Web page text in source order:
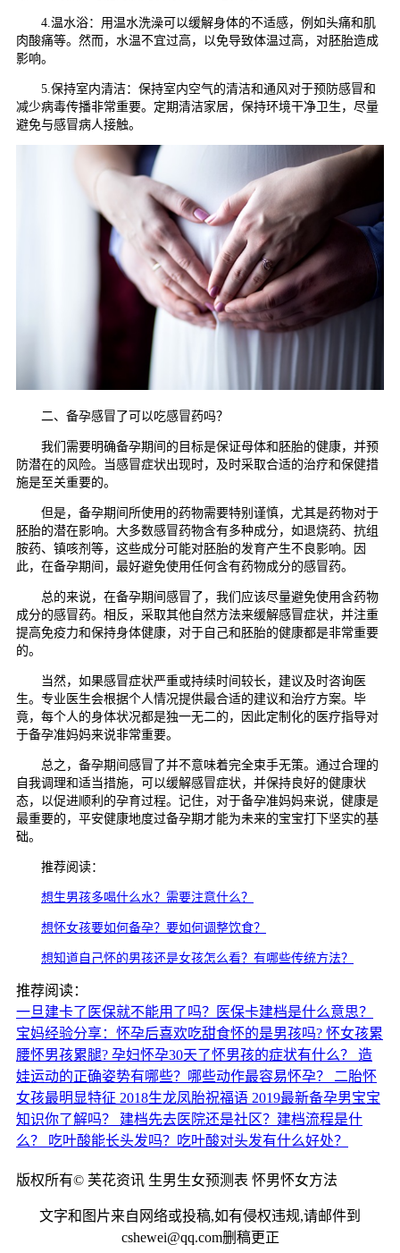
4.温水浴：用温水洗澡可以缓解身体的不适感，例如头痛和肌
肉酸痛等。然而，水温不宜过高，以免导致体温过高，对胚胎造成
影响。
5.保持室内清洁：保持室内空气的清洁和通风对于预防感冒和
减少病毒传播非常重要。定期清洁家居，保持环境干净卫生，尽量
避免与感冒病人接触。
二、备孕感冒了可以吃感冒药吗？
我们需要明确备孕期间的目标是保证母体和胚胎的健康，并预
防潜在的风险。当感冒症状出现时，及时采取合适的治疗和保健措
施是至关重要的。
但是，备孕期间所使用的药物需要特别谨慎，尤其是药物对于
胚胎的潜在影响。大多数感冒药物含有多种成分，如退烧药、抗组
胺药、镇咳剂等，这些成分可能对胚胎的发育产生不良影响。因
此，在备孕期间，最好避免使用任何含有药物成分的感冒药。
总的来说，在备孕期间感冒了，我们应该尽量避免使用含药物
成分的感冒药。相反，采取其他自然方法来缓解感冒症状，并注重
提高免疫力和保持身体健康，对于自己和胚胎的健康都是非常重要
的。
当然，如果感冒症状严重或持续时间较长，建议及时咨询医
生。专业医生会根据个人情况提供最合适的建议和治疗方案。毕
竟，每个人的身体状况都是独一无二的，因此定制化的医疗指导对
于备孕准妈妈来说非常重要。
总之，备孕期间感冒了并不意味着完全束手无策。通过合理的
自我调理和适当措施，可以缓解感冒症状，并保持良好的健康状
态，以促进顺利的孕育过程。记住，对于备孕准妈妈来说，健康是
最重要的，平安健康地度过备孕期才能为未来的宝宝打下坚实的基
础。
推荐阅读：
想生男孩多喝什么水？需要注意什么？
想怀女孩要如何备孕？要如何调整饮食？
想知道自己怀的男孩还是女孩怎么看？有哪些传统方法？
推荐阅读：
一旦建卡了医保就不能用了吗？医保卡建档是什么意思？
宝妈经验分享：怀孕后喜欢吃甜食怀的是男孩吗? 怀女孩累
腰怀男孩累腿? 孕妇怀孕30天了怀男孩的症状有什么？
造
娃运动的正确姿势有哪些？哪些动作最容易怀孕？
二胎怀
女孩最明显特征 2018生龙凤胎祝福语 2019最新备孕男宝宝
知识你了解吗？
建档先去医院还是社区？建档流程是什
么？
吃叶酸能长头发吗？吃叶酸对头发有什么好处？
版权所有© 芙花资讯 生男生女预测表 怀男怀女方法
文字和图片来自网络或投稿,如有侵权违规,请邮件到
cshewei@qq.com删稿更正